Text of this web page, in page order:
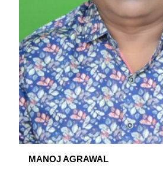
MANOJ AGRAWAL